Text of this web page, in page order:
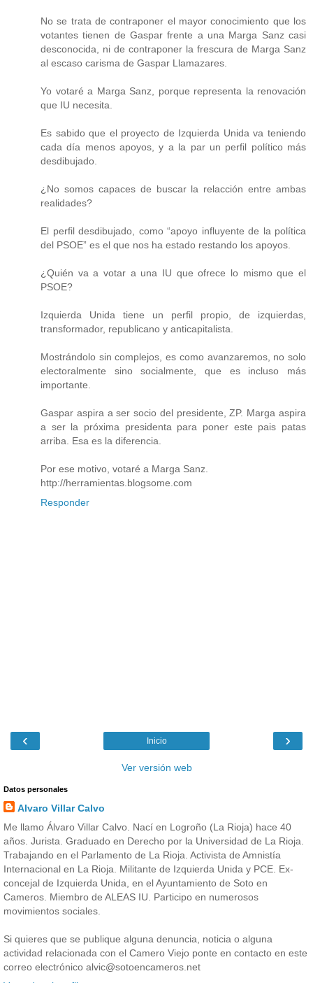
No se trata de contraponer el mayor conocimiento que los
votantes tienen de Gaspar frente a una Marga Sanz casi
desconocida, ni de contraponer la frescura de Marga Sanz
al escaso carisma de Gaspar Llamazares.
Yo votaré a Marga Sanz, porque representa la renovación
que IU necesita.
Es sabido que el proyecto de Izquierda Unida va teniendo
cada día menos apoyos, y a la par un perfil político más
desdibujado.
¿No somos capaces de buscar la relacción entre ambas
realidades?
El perfil desdibujado, como “apoyo influyente de la política
del PSOE” es el que nos ha estado restando los apoyos.
¿Quién va a votar a una IU que ofrece lo mismo que el
PSOE?
Izquierda Unida tiene un perfil propio, de izquierdas,
transformador, republicano y anticapitalista.
Mostrándolo sin complejos, es como avanzaremos, no solo
electoralmente sino socialmente, que es incluso más
importante.
Gaspar aspira a ser socio del presidente, ZP. Marga aspira
a ser la próxima presidenta para poner este pais patas
arriba. Esa es la diferencia.
Por ese motivo, votaré a Marga Sanz.
http://herramientas.blogsome.com
Responder
‹ ›
Inicio
Ver versión web
Datos personales
Alvaro Villar Calvo
Me llamo Álvaro Villar Calvo. Nací en Logroño (La Rioja) hace 40
años. Jurista. Graduado en Derecho por la Universidad de La Rioja.
Trabajando en el Parlamento de La Rioja. Activista de Amnistía
Internacional en La Rioja. Militante de Izquierda Unida y PCE. Ex-
concejal de Izquierda Unida, en el Ayuntamiento de Soto en
Cameros. Miembro de ALEAS IU. Participo en numerosos
movimientos sociales.
Si quieres que se publique alguna denuncia, noticia o alguna
actividad relacionada con el Camero Viejo ponte en contacto en este
correo electrónico alvic@sotoencameros.net